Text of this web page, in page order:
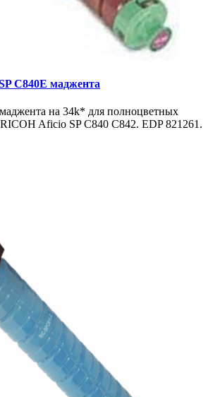
C840E маджента
на 34k* для полноцветных
Aficio SP C840 C842. EDP 821261.